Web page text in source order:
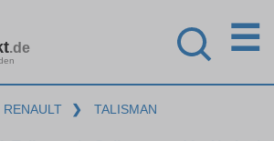
.de ☰
RENAULT ❯ TALISMAN